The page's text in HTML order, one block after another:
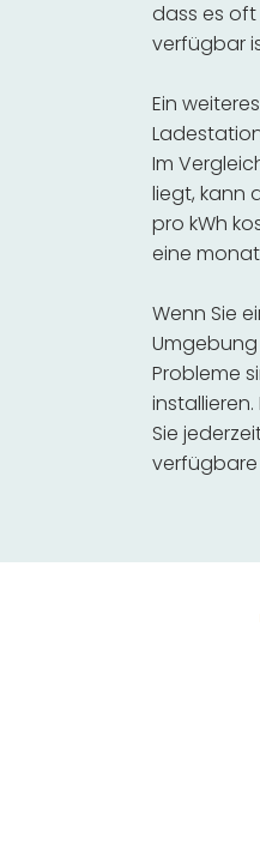
dass es
verfügbar
Ein
Im
liegt, kann
pro kWh
eine
Wenn Sie
Probleme
Sie